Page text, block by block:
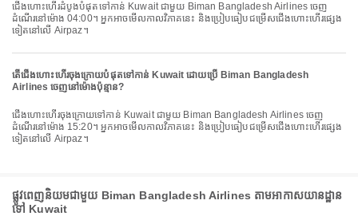
ជើងហោះហើរដំបូងបំផុតទៅកាន់ Kuwait ជាមួយ Biman Bangladesh Airlines ចេញ
ដំណើរនៅម៉ោង 04:00។ អ្នកអាចមើលកាលវិភាគនេះ និងប្រៀបធៀបជម្រើសជើងហោះហើរផ្សេង
ទៀតនៅលើ Airpaz។
តើជើងហោះហើរចុងក្រោយបំផុតទៅកាន់ Kuwait ដោយប្រើ Biman Bangladesh
Airlines ចេញនៅម៉ោងប៉ុន្មាន?
ជើងហោះហើរចុងក្រោយទៅកាន់ Kuwait ជាមួយ Biman Bangladesh Airlines ចេញ
ដំណើរនៅម៉ោង 15:20។ អ្នកអាចមើលកាលវិភាគនេះ និងប្រៀបធៀបជម្រើសជើងហោះហើរផ្សេង
ទៀតនៅលើ Airpaz។
ផ្លូវពេញនិយមជាមួយ Biman Bangladesh Airlines តាមអាកាសយានដ្ឋាន
ទៅ Kuwait